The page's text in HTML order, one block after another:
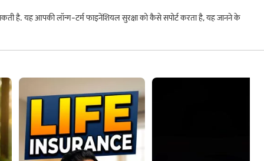
है. यह आपकी लॉन्ग-टर्म फाइनेंशियल सुरक्षा को कैसे सपोर्ट करता है, यह जानने के